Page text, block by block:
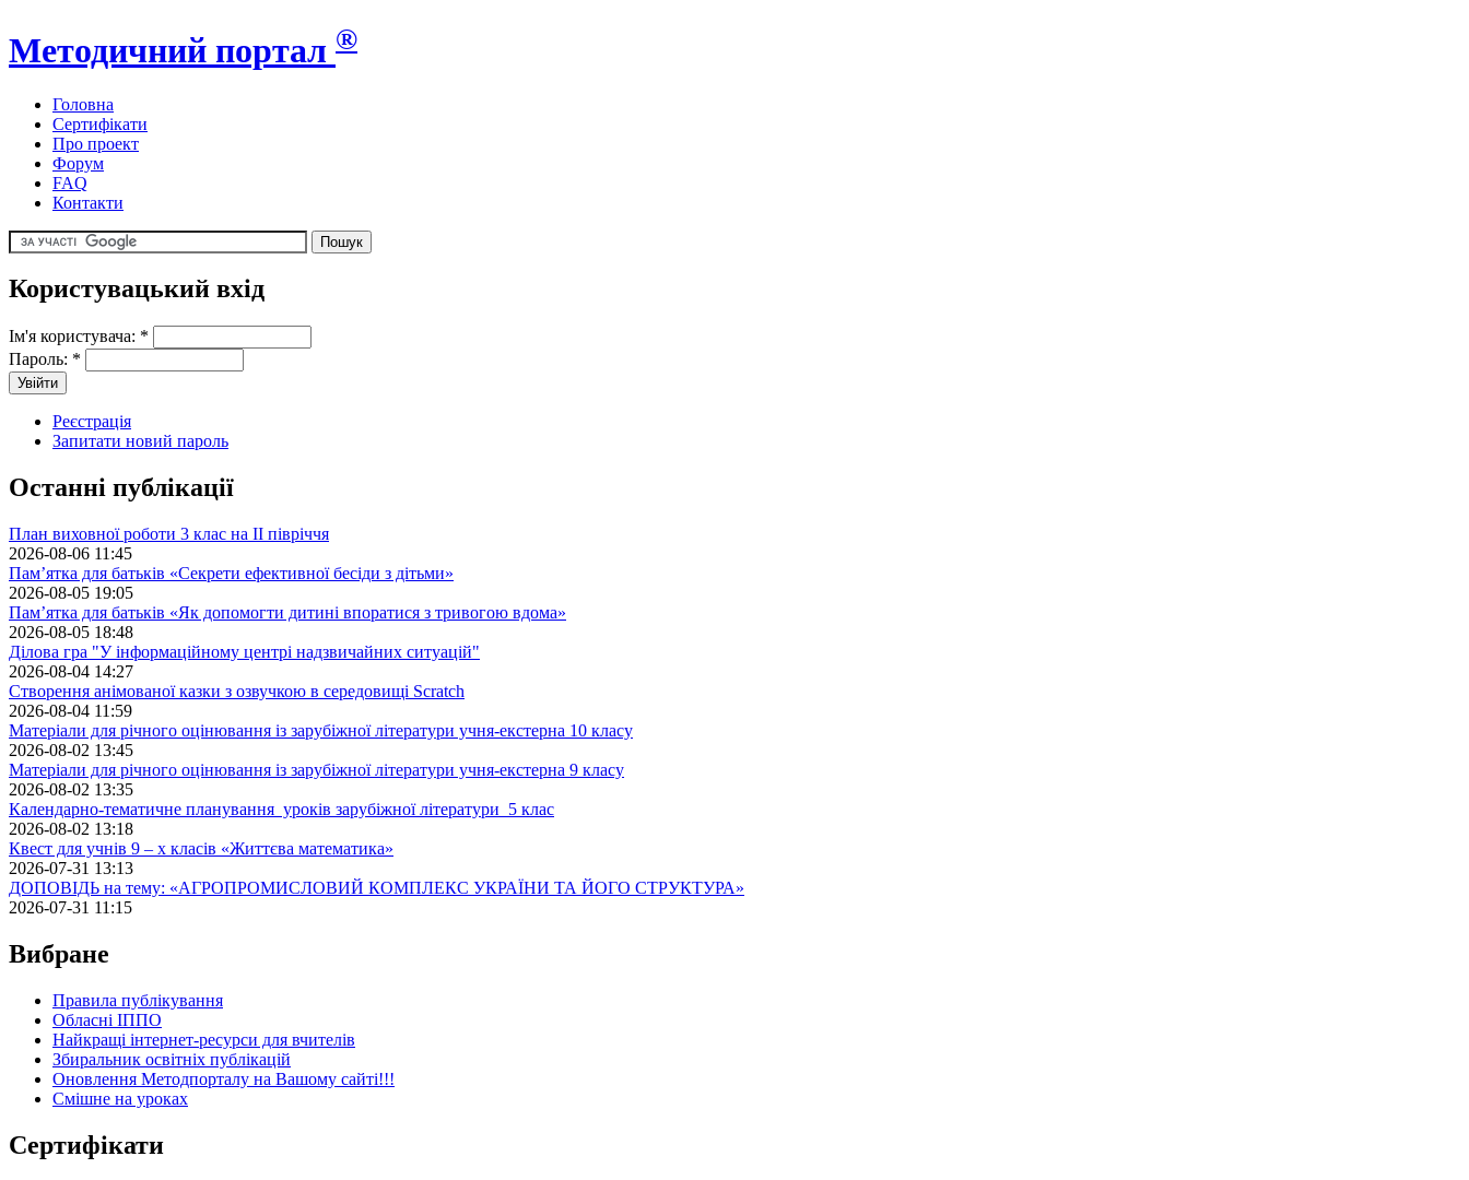
Методичний портал ®
Головна
Сертифікати
Про проект
Форум
FAQ
Контакти
Користувацький вхід
Ім'я користувача: *
Пароль: *
Реєстрація
Запитати новий пароль
Останні публікації
План виховної роботи 3 клас на II півріччя
2026-08-06 11:45
Пам’ятка для батьків «Секрети ефективної бесіди з дітьми»
2026-08-05 19:05
Пам’ятка для батьків «Як допомогти дитині впоратися з тривогою вдома»
2026-08-05 18:48
Ділова гра "У інформаційному центрі надзвичайних ситуацій"
2026-08-04 14:27
Створення анімованої казки з озвучкою в середовищі Scratch
2026-08-04 11:59
Матеріали для річного оцінювання із зарубіжної літератури учня-екстерна 10 класу
2026-08-02 13:45
Матеріали для річного оцінювання із зарубіжної літератури учня-екстерна 9 класу
2026-08-02 13:35
Календарно-тематичне планування уроків зарубіжної літератури 5 клас
2026-08-02 13:18
Квест для учнів 9 – х класів «Життєва математика»
2026-07-31 13:13
ДОПОВІДЬ на тему: «АГРОПРОМИСЛОВИЙ КОМПЛЕКС УКРАЇНИ ТА ЙОГО СТРУКТУРА»
2026-07-31 11:15
Вибране
Правила публікування
Обласні ІППО
Найкращі інтернет-ресурси для вчителів
Збиральник освітніх публікацій
Оновлення Методпорталу на Вашому сайті!!!
Cмішне на уроках
Сертифікати